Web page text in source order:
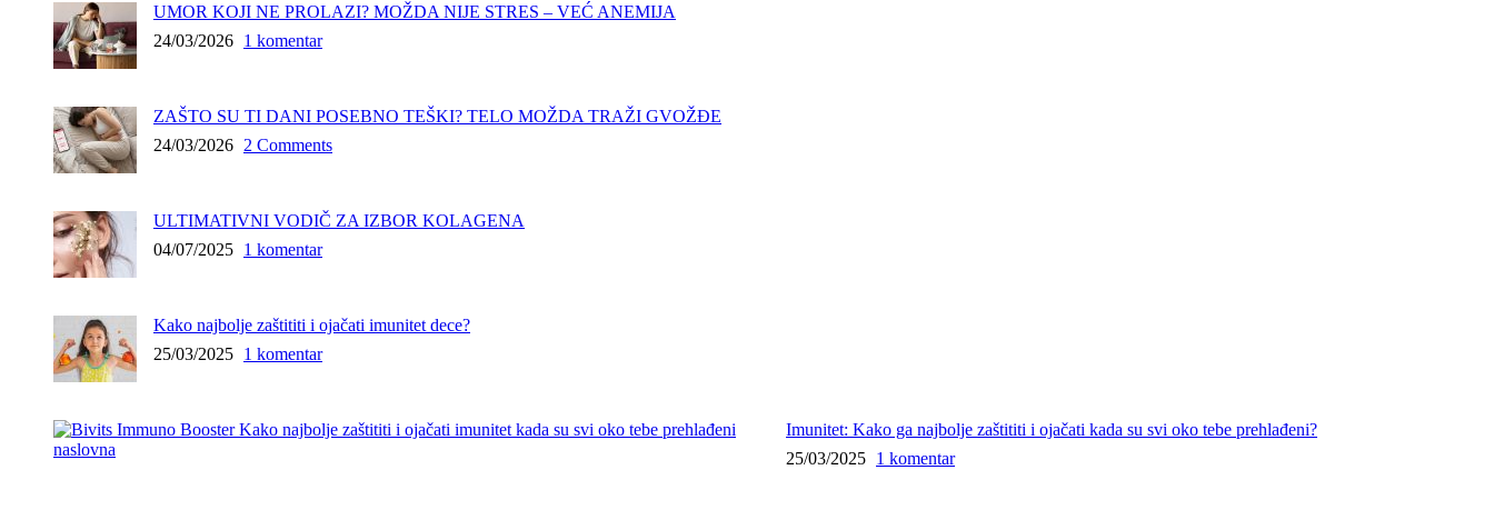
UMOR KOJI NE PROLAZI? MOŽDA NIJE STRES – VEĆ ANEMIJA
24/03/2026 1 komentar
ZAŠTO SU TI DANI POSEBNO TEŠKI? TELO MOŽDA TRAŽI GVOŽĐE
24/03/2026 2 Comments
ULTIMATIVNI VODIČ ZA IZBOR KOLAGENA
04/07/2025 1 komentar
Kako najbolje zaštititi i ojačati imunitet dece?
25/03/2025 1 komentar
Imunitet: Kako ga najbolje zaštititi i ojačati kada su svi oko tebe prehlađeni?
25/03/2025 1 komentar